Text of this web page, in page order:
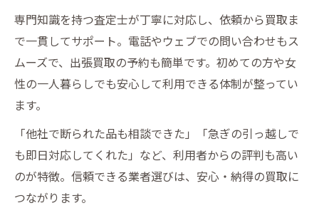
専門知識を持つ査定士が丁寧に対応し、依頼から買取ま
で一貫してサポート。電話やウェブでの問い合わせもス
ムーズで、出張買取の予約も簡単です。初めての方や女
性の一人暮らしでも安心して利用できる体制が整ってい
ます。
「他社で断られた品も相談できた」「急ぎの引っ越しで
も即日対応してくれた」など、利用者からの評判も高い
のが特徴。信頼できる業者選びは、安心・納得の買取に
つながります。